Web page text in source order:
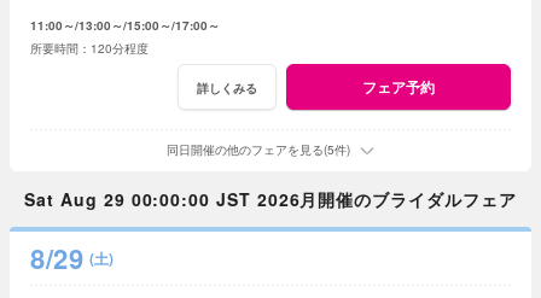
11:00～ 13:00～ 15:00～ 17:00～
120分程度
詳しくみる フェア予約
同日開催の他のフェアを見る(5件)
Sat Aug 29 00:00:00 JST 2026月開催のブライダルフェア
8/29 (土)